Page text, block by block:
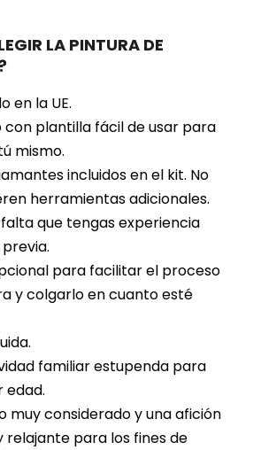
LA PINTURA DE
en la UE.
con plantilla fácil de usar para
mismo.
incluidos en el kit. No
herramientas adicionales.
que tengas experiencia
para facilitar el proceso
y colgarlo en cuanto esté
familiar estupenda para
edad.
muy considerado y una afición
relajante para los fines de